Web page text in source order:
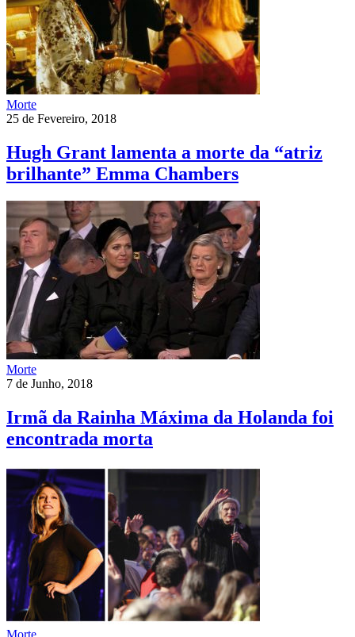
Morte
25 de Fevereiro, 2018
Hugh Grant lamenta a morte da “atriz
brilhante” Emma Chambers
Morte
7 de Junho, 2018
Irmã da Rainha Máxima da Holanda foi
encontrada morta
Morte